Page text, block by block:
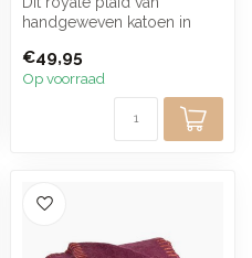
handgeweven katoen in
en vrolijkhe...
€49,95
Op voorraad